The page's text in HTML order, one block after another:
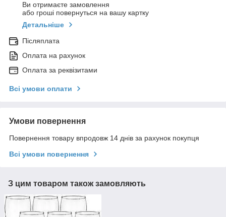
Ви отримаєте замовлення
або гроші повернуться на вашу картку
Детальніше
Післяплата
Оплата на рахунок
Оплата за реквізитами
Всі умови оплати
Умови повернення
Повернення товару впродовж 14 днів за рахунок покупця
Всі умови повернення
З цим товаром також замовляють